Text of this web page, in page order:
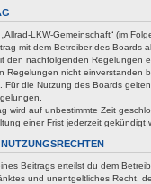
LKW-Gemeinschaft“ (im
mit dem Betreiber des Boards
den nachfolgenden Regelungen
Regelungen nicht einverstanden
Für die Nutzung des Boards
wird auf unbestimmte Zeit
einer Frist jederzeit gekündigt
Beitrags erteilst du dem
und unentgeltliches Recht,